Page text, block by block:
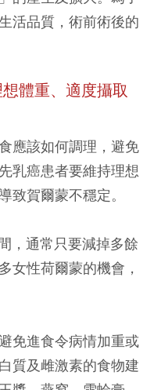
活品質，術前術後的
體重、適度攝取
應該如何調理，避免
乳癌患者要維持理想
致賀爾蒙不穩定。
，通常只要減掉多餘
女性荷爾蒙的機會，
免進食令病情加重或
質及雌激素的食物建